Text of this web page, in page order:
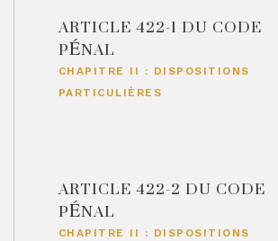
ARTICLE 422-1 DU CODE
PÉNAL
CHAPITRE II : DISPOSITIONS
PARTICULIÈRES
ARTICLE 422-2 DU CODE
PÉNAL
CHAPITRE II : DISPOSITIONS